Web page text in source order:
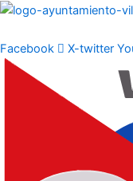
Ir
contenido
Facebook X-twitter